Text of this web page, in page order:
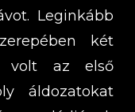
Leginkább
két
volt az első
áldozatokat